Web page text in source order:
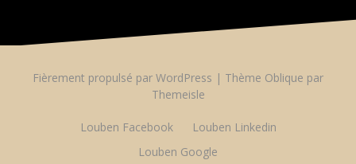
Fièrement propulsé par WordPress | Thème Oblique par
Themeisle
Louben Facebook
Louben Linkedin
Louben Google